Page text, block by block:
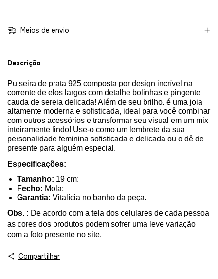
Meios de envio
Descrição
Pulseira de prata 925 composta por design incrível na
corrente de elos largos com detalhe bolinhas e pingente
cauda de sereia delicada! Além de seu brilho, é uma joia
altamente moderna e sofisticada, ideal para você combinar
com outros acessórios e transformar seu visual em um mix
inteiramente lindo! Use-o como um lembrete da sua
personalidade feminina sofisticada e delicada ou o dê de
presente para alguém especial.
Especificações:
Tamanho: 19 cm:
Fecho: Mola;
Garantia: Vitalícia no banho da peça.
Obs. : De acordo com a tela dos celulares de cada pessoa
as cores dos produtos podem sofrer uma leve variação
com a foto presente no site.
Compartilhar